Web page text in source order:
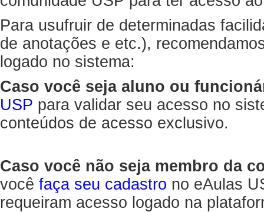
Para usufruir de determinadas
de anotações e etc.),
logado no sistema:
Caso você seja aluno ou
USP para validar seu acesso no
conteúdos de acesso exclusivo.
Caso você não seja membro da
você faça seu cadastro no eAulas
requeiram acesso logado na